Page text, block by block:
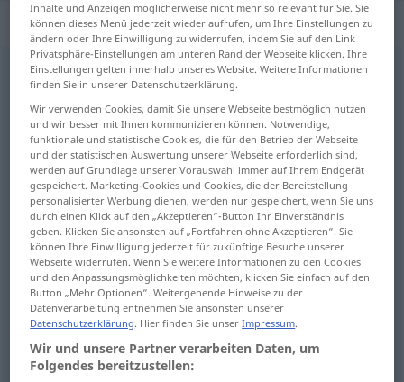
„pricker“: noun
pricker [ˈprikə(r)]s
Übersicht aller Übersetzungen
(Für mehr Details die Übersetzung anklicken/antippen)
Stecher, Pfriemen, Locheisen, Stecheisen, Ahle
Pricker, kleiner Marlpriem
Schieß-, Räumnadel
Haken, Hülsenzieher Steigeisen
leichter Reiter )StecherinStecher
Inhalte und Anzeigen möglicherweise nicht mehr so relevant für Sie. Sie
können dieses Menü jederzeit wieder aufrufen, um Ihre Einstellungen zu
ändern oder Ihre Einwilligung zu widerrufen, indem Sie auf den Link
Privatsphäre-Einstellungen am unteren Rand der Webseite klicken. Ihre
Einstellungen gelten innerhalb unseres Website. Weitere Informationen
finden Sie in unserer Datenschutzerklärung.
Wir verwenden Cookies, damit Sie unsere Webseite bestmöglich nutzen
und wir besser mit Ihnen kommunizieren können. Notwendige,
funktionale und statistische Cookies, die für den Betrieb der Webseite
und der statistischen Auswertung unserer Webseite erforderlich sind,
werden auf Grundlage unserer Vorauswahl immer auf Ihrem Endgerät
gespeichert. Marketing-Cookies und Cookies, die der Bereitstellung
personalisierter Werbung dienen, werden nur gespeichert, wenn Sie uns
durch einen Klick auf den „Akzeptieren“-Button Ihr Einverständnis
geben. Klicken Sie ansonsten auf „Fortfahren ohne Akzeptieren“. Sie
können Ihre Einwilligung jederzeit für zukünftige Besuche unserer
Webseite widerrufen. Wenn Sie weitere Informationen zu den Cookies
und den Anpassungsmöglichkeiten möchten, klicken Sie einfach auf den
Button „Mehr Optionen“. Weitergehende Hinweise zu der
Datenverarbeitung entnehmen Sie ansonsten unserer
Datenschutzerklärung. Hier finden Sie unserImpressum.
Wir und unsere Partner verarbeiten Daten, um
Folgendes bereitzustellen: